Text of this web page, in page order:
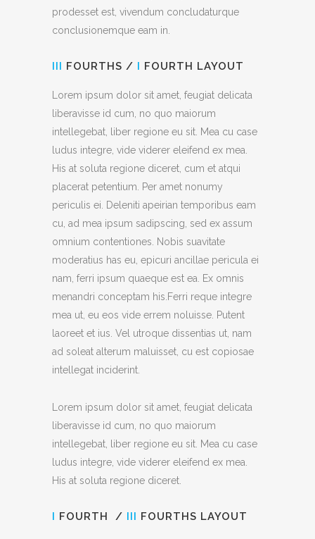
prodesset est, vivendum concludaturque
conclusionemque eam in.
III FOURTHS / I FOURTH LAYOUT
Lorem ipsum dolor sit amet, feugiat delicata
liberavisse id cum, no quo maiorum
intellegebat, liber regione eu sit. Mea cu case
ludus integre, vide viderer eleifend ex mea.
His at soluta regione diceret, cum et atqui
placerat petentium. Per amet nonumy
periculis ei. Deleniti apeirian temporibus eam
cu, ad mea ipsum sadipscing, sed ex assum
omnium contentiones. Nobis suavitate
moderatius has eu, epicuri ancillae pericula ei
nam, ferri ipsum quaeque est ea. Ex omnis
menandri conceptam his.Ferri reque integre
mea ut, eu eos vide errem noluisse. Putent
laoreet et ius. Vel utroque dissentias ut, nam
ad soleat alterum maluisset, cu est copiosae
intellegat inciderint.
Lorem ipsum dolor sit amet, feugiat delicata
liberavisse id cum, no quo maiorum
intellegebat, liber regione eu sit. Mea cu case
ludus integre, vide viderer eleifend ex mea.
His at soluta regione diceret.
I FOURTH / III FOURTHS LAYOUT